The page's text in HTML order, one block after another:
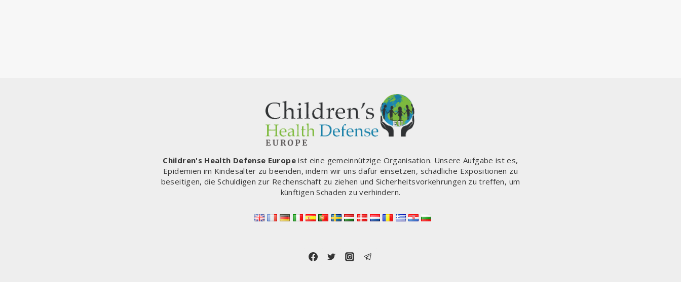
Children's Health Defense Europeist eine gemeinnützige Organisation. Unsere Aufgabe ist es,
Epidemien im Kindesalter zu beenden, indem wir uns dafür einsetzen, schädliche Expositionen zu
beseitigen, die Schuldigen zur Rechenschaft zu ziehen und Sicherheitsvorkehrungen zu treffen, um
künftigen Schaden zu verhindern.